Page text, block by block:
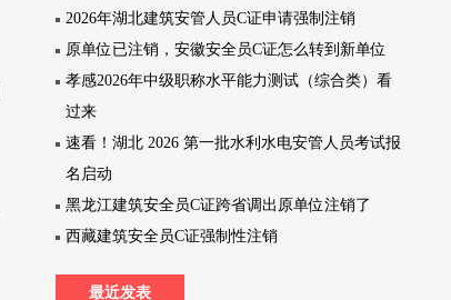
2026年湖北建筑安管人员C证申请强制注销
原单位已注销，安徽安全员C证怎么转到新单位
孝感2026年中级职称水平能力测试（综合类）看
过来
速看！湖北 2026 第一批水利水电安管人员考试报
名启动
黑龙江建筑安全员C证跨省调出原单位注销了
西藏建筑安全员C证强制性注销
最近发表